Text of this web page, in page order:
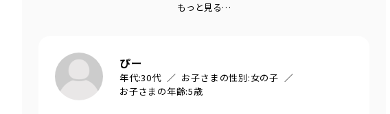
もっと見る…
ぴー
年代:30代 お子さまの性別:女の子
お子さまの年齢:5歳